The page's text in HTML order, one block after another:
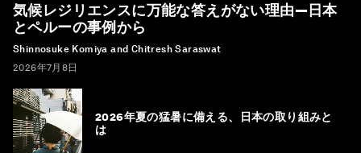
気候レジリエンスに万能な答えがない理由―日本
とペルーの事例から
Shinnosuke Komiya and Chitresh Saraswat
2026年7月8日
2026年夏の猛暑に備える、日本の取り組みと
は